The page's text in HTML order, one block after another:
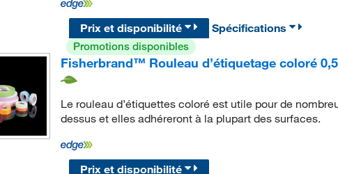
Prix et disponibilité
Spécifications
Promotions disponibles
Fisherbrand™ Rouleau d’étiquetage coloré
Le rouleau d’étiquettes coloré est utile pour de
dessus et elles adhéreront à la plupart des surfaces.
Prix et disponibilité